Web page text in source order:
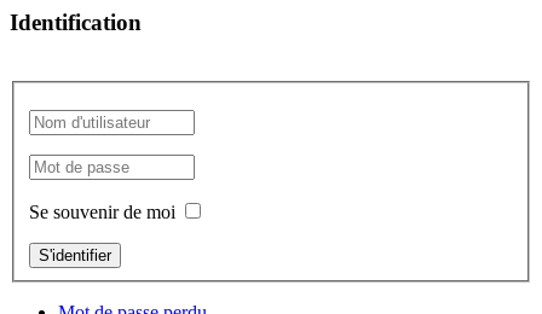
Identification
Se souvenir de moi
S'identifier